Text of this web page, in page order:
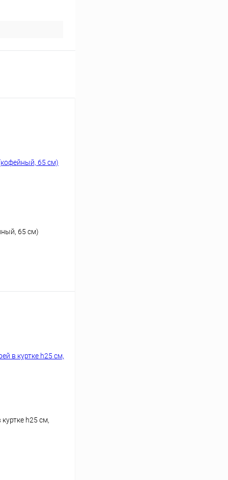
65 см)
h25 см,